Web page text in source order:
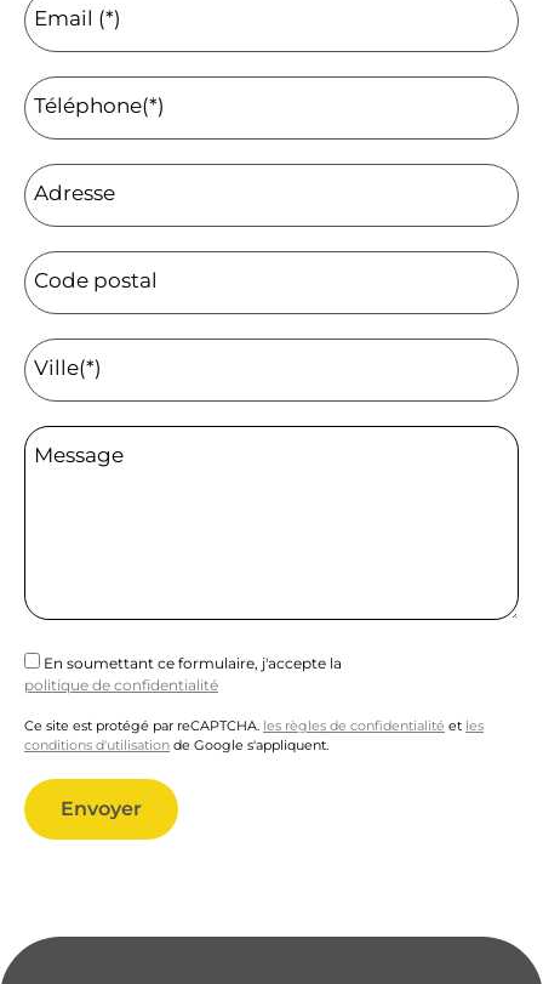
Email (*)
Téléphone(*)
Adresse
Code postal
Ville(*)
Message
En soumettant ce formulaire, j'accepte la
politique de confidentialité
Ce site est protégé par reCAPTCHA. les règles de confidentialité et les
conditions d'utilisation de Google s'appliquent.